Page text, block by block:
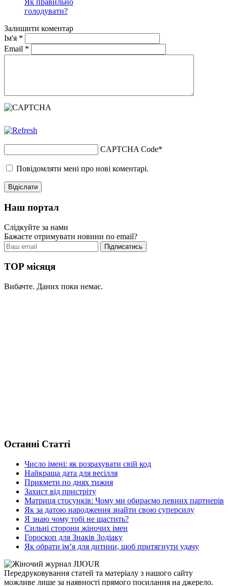
Як правильно
голодувати?
Залишити коментар
Ім'я *
Email *
CAPTCHA Code*
Повідомляти мені про нові коментарі.
Наш портал
Слідкуйте за нами
Бажаєте отримувати новини по email?
TOP місяця
Вибачте. Даних поки немає.
Останні Статті
Число імені: як розрахувати свій код
Найкраща дата для весілля
Прикмети по днях тижня
Захист від пристріту
Матриця стосунків: Чому ми обираємо певних партнерів
Як за датою народження знайти свою суперсилу
Я знаю чому тобі не щастить?
Сильні сторони жіночих імен
Гороскоп для Знаків Зодіаку
Як обрати ім’я для дитини, щоб притягнути удачу
Передруковування статей та матеріалу з нашого сайту
можливе лише за наявності прямого посилання на джерело.